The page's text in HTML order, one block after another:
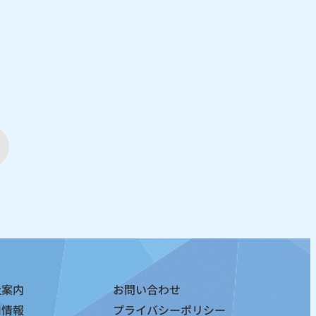
内
報
お問い合わせ
プライバシーポリシー